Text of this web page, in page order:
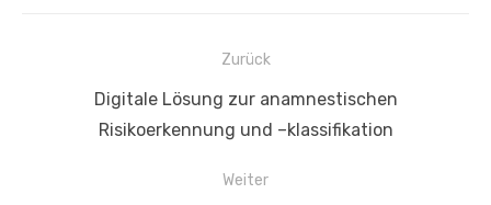
Beitragsnavigation
Zurück
VorherigerDigitale Lösung zur anamnestischen
Risikoerkennung und –klassifikation
Weiter